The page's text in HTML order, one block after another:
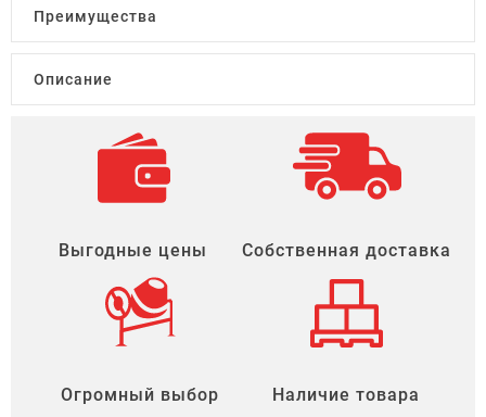
Преимущества
Описание
Выгодные цены Собственная доставка
Огромный выбор Наличие товара